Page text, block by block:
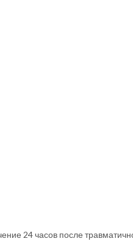
24 часов после